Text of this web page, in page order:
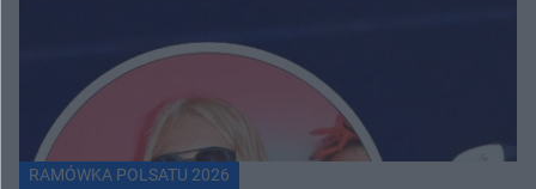
RAMÓWKA POLSATU 2026